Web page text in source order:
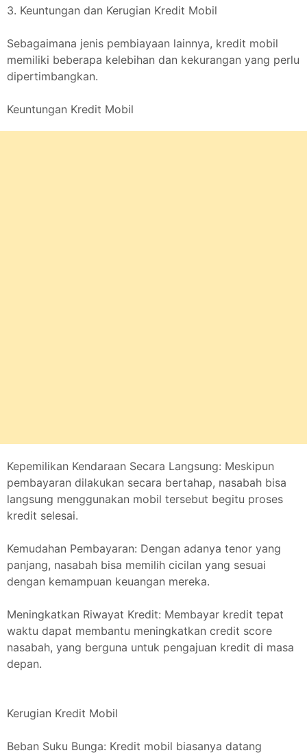
3. Keuntungan dan Kerugian Kredit Mobil
Sebagaimana jenis pembiayaan lainnya, kredit mobil
memiliki beberapa kelebihan dan kekurangan yang perlu
dipertimbangkan.
Keuntungan Kredit Mobil
Kepemilikan Kendaraan Secara Langsung: Meskipun
pembayaran dilakukan secara bertahap, nasabah bisa
langsung menggunakan mobil tersebut begitu proses
kredit selesai.
Kemudahan Pembayaran: Dengan adanya tenor yang
panjang, nasabah bisa memilih cicilan yang sesuai
dengan kemampuan keuangan mereka.
Meningkatkan Riwayat Kredit: Membayar kredit tepat
waktu dapat membantu meningkatkan credit score
nasabah, yang berguna untuk pengajuan kredit di masa
depan.
Kerugian Kredit Mobil
Beban Suku Bunga: Kredit mobil biasanya datang